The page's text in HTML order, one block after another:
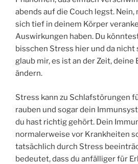
abends auf die Couch legst. Nein,
sich tief in deinem Körper
Auswirkungen haben. Du
bisschen Stress hier und da nicht
glaub mir, es ist an der Zeit, deine
ändern.
Stress kann zu Schlafstörungen
rauben und sogar dein
du hast richtig gehört. Dein
normalerweise vor Krankheiten
tatsächlich durch Stress
bedeutet, dass du anfälliger für